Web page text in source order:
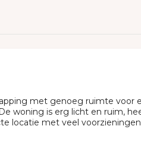
met genoeg ruimte voor
woning is erg licht en ruim,
locatie met veel